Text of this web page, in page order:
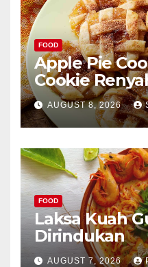
FOOD
Apple Pie
Cookie
AUGUST 8, 2026
FOOD
Laksa Kuah
Dirindukan
AUGUST 7, 2026